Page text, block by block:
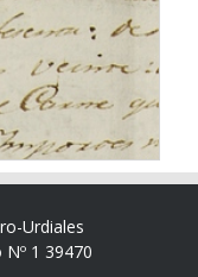
Urdiales
1 39470